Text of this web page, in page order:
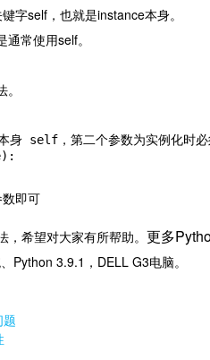
字self，也就是instance本身。
常使用self。
身 self，第二个参数为实例化时必
即可
希望对大家有所帮助。 更多
Python 3.9.1，DELL G3电脑。